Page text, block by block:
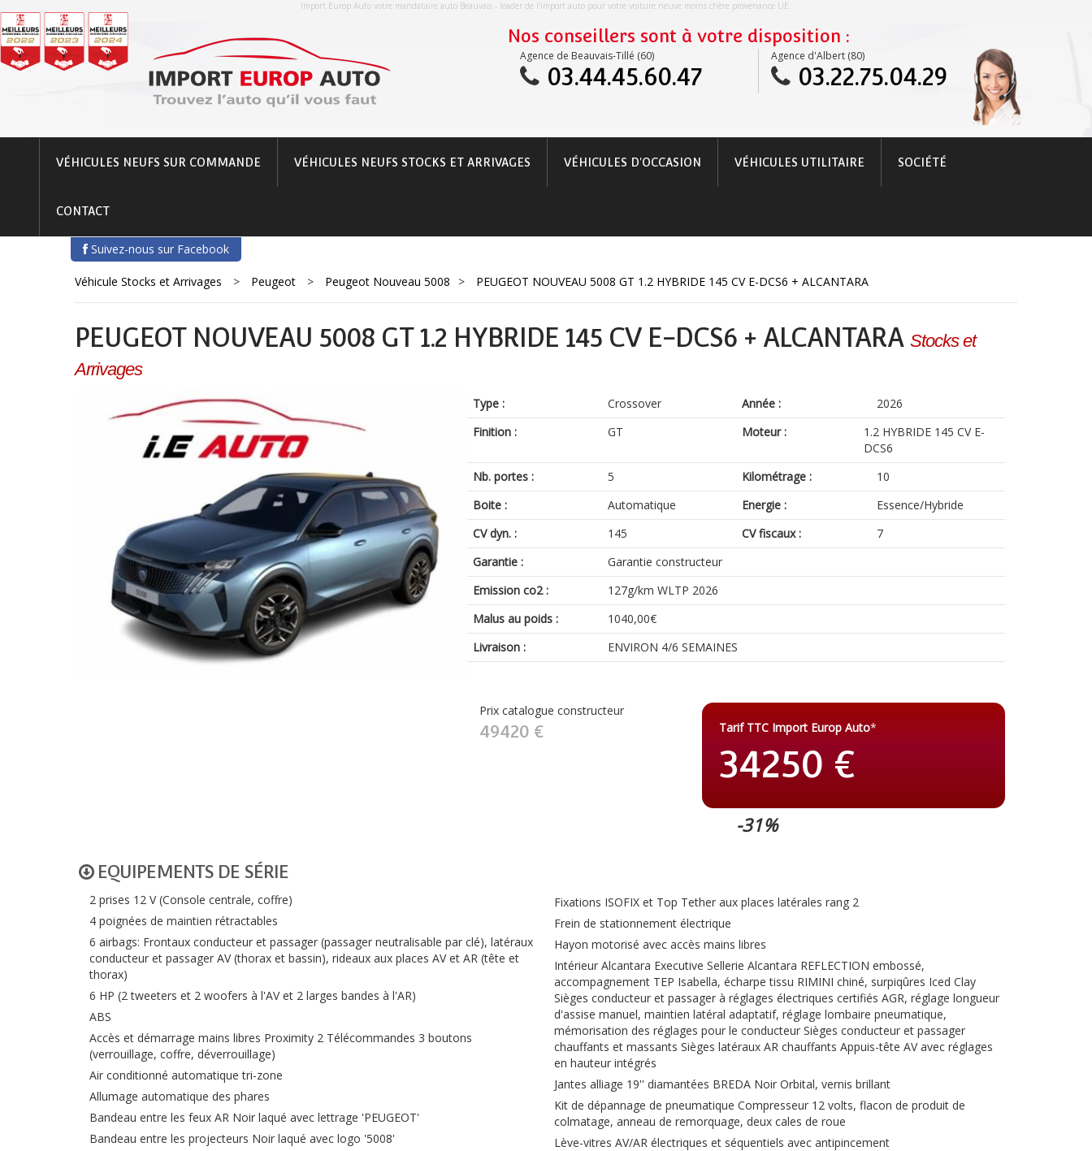
Import Europ Auto votre mandataire auto Beauvais - leader de l'import auto pour votre voiture neuve moins chère provenance UE.
Nos conseillers sont à votre disposition :
Agence de Beauvais-Tillé (60)
03.44.45.60.47
Agence d'Albert (80)
03.22.75.04.29
VÉHICULES NEUFS SUR COMMANDE VÉHICULES NEUFS STOCKS ET ARRIVAGES VÉHICULES D'OCCASION VÉHICULES UTILITAIRE SOCIÉTÉ
CONTACT
Suivez-nous sur Facebook
Véhicule Stocks et Arrivages > Peugeot > Peugeot Nouveau 5008 > PEUGEOT NOUVEAU 5008 GT 1.2 HYBRIDE 145 CV E-DCS6 + ALCANTARA
PEUGEOT NOUVEAU 5008 GT 1.2 HYBRIDE 145 CV E-DCS6 + ALCANTARA Stocks et
Arrivages
Type : Crossover Année :
2026
Finition :
GT Moteur :
1.2 HYBRIDE 145 CV E-
DCS6
Nb. portes :
5 Kilométrage :
10
Boite :
Automatique Energie :
Essence/Hybride
CV dyn. :
145 CV fiscaux :
7
Garantie :
Garantie constructeur
Emission co2 :
127g/km WLTP 2026
Malus au poids :
1040,00€
Livraison :
ENVIRON 4/6 SEMAINES
Prix catalogue constructeur
49420 € Tarif TTC Import Europ Auto*
34250 €
-31%
EQUIPEMENTS DE SÉRIE
2 prises 12 V (Console centrale, coffre)
4 poignées de maintien rétractables
6 airbags: Frontaux conducteur et passager (passager neutralisable par clé), latéraux
conducteur et passager AV (thorax et bassin), rideaux aux places AV et AR (tête et
thorax)
6 HP (2 tweeters et 2 woofers à l'AV et 2 larges bandes à l'AR)
ABS
Accès et démarrage mains libres Proximity 2 Télécommandes 3 boutons
(verrouillage, coffre, déverrouillage)
Air conditionné automatique tri-zone
Allumage automatique des phares
Bandeau entre les feux AR Noir laqué avec lettrage 'PEUGEOT'
Bandeau entre les projecteurs Noir laqué avec logo '5008'
Fixations ISOFIX et Top Tether aux places latérales rang 2
Frein de stationnement électrique
Hayon motorisé avec accès mains libres
Intérieur Alcantara Executive Sellerie Alcantara REFLECTION embossé,
accompagnement TEP Isabella, écharpe tissu RIMINI chiné, surpiqûres Iced Clay
Sièges conducteur et passager à réglages électriques certifiés AGR, réglage longueur
d'assise manuel, maintien latéral adaptatif, réglage lombaire pneumatique,
mémorisation des réglages pour le conducteur Sièges conducteur et passager
chauffants et massants Sièges latéraux AR chauffants Appuis-tête AV avec réglages
en hauteur intégrés
Jantes alliage 19'' diamantées BREDA Noir Orbital, vernis brillant
Kit de dépannage de pneumatique Compresseur 12 volts, flacon de produit de
colmatage, anneau de remorquage, deux cales de roue
Lève-vitres AV/AR électriques et séquentiels avec antipincement